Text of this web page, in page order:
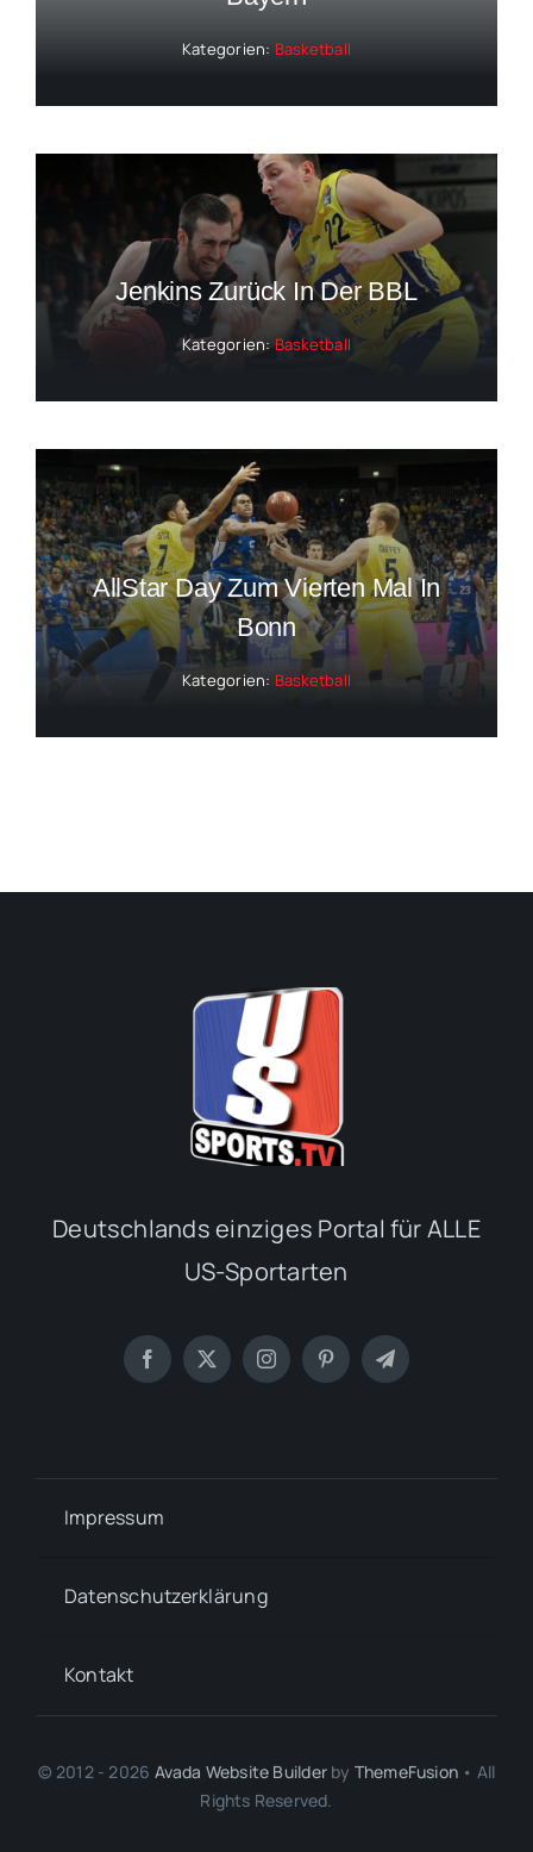
Kategorien: Basketball
Jenkins Zurück In Der BBL
Kategorien:Basketball
AllStar Day Zum Vierten Mal In
Bonn
Kategorien: Basketball
Deutschlands einziges Portal für ALLE
US-Sportarten
Impressum
Datenschutzerklärung
Kontakt
© 2012 - 2026 Avada Website Builderby ThemeFusion • All
Rights Reserved.